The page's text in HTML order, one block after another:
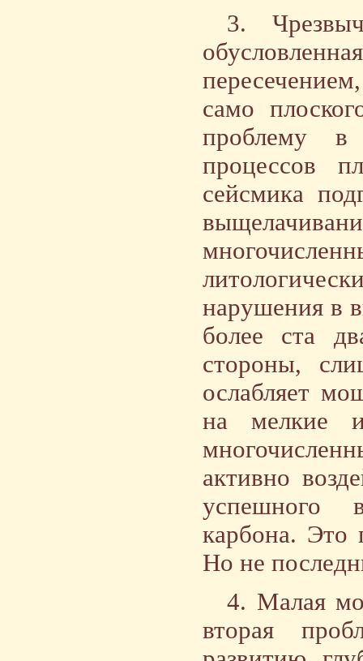
3.
само
проблему в
процессов
сейсмика
нарушения в
более ста
стороны,
ослабляет
на мелкие
активно
успешного
карбона. Это
Но не
4. Малая
вторая